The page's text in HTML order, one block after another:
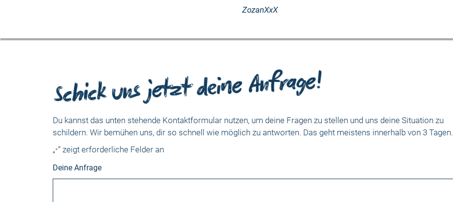
ZozanXxX
Schick uns jetzt deine Anfrage!
Du kannst das unten stehende Kontaktformular nutzen, um deine Fragen zu stellen und uns deine Situation zu
schildern. Wir bemühen uns, dir so schnell wie möglich zu antworten. Das geht meistens innerhalb von 3 Tagen.
„*“ zeigt erforderliche Felder an
Deine Anfrage